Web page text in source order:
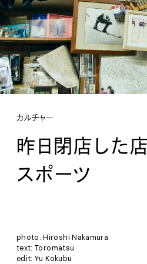
カルチャー
昨日閉店した
スポーツ
photo: Hiroshi Nakamura
text: Toromatsu
edit: Yu Kokubu